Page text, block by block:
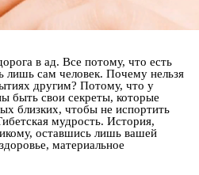
в ад. Все потому, что есть
лишь сам человек. Почему нельзя
другим? Потому, что у
быть свои секреты, которые
близких, чтобы не испортить
мудрость. История,
оставшись лишь вашей
материальное